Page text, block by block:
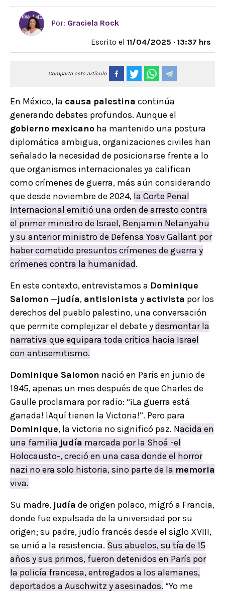
Por: Graciela Rock
Escrito el 11/04/2025 · 13:37 hrs
Comparta este artículo
En México, la causa palestina continúa
generando debates profundos. Aunque el
gobierno mexicano ha mantenido una postura
diplomática ambigua, organizaciones civiles han
señalado la necesidad de posicionarse frente a lo
que organismos internacionales ya califican
como crímenes de guerra, más aún considerando
que desde noviembre de 2024, la Corte Penal
Internacional emitió una orden de arresto contra
el primer ministro de Israel, Benjamin Netanyahu
y su anterior ministro de Defensa Yoav Gallant por
haber cometido presuntos crímenes de guerra y
crímenes contra la humanidad.
En este contexto, entrevistamos a Dominique
Salomon —judía, antisionista y activista por los
derechos del pueblo palestino, una conversación
que permite complejizar el debate ydesmontar la
narrativa que equipara toda crítica hacia Israel
con antisemitismo.
Dominique Salomon nació en París en junio de
1945, apenas un mes después de que Charles de
Gaulle proclamara por radio: “¡La guerra está
ganada! ¡Aquí tienen la Victoria!”. Pero para
Dominique, la victoria no significó paz. Nacida en
una familia judía marcada por la Shoá -el
Holocausto-, creció en una casa donde el horror
nazi no era solo historia, sino parte de la memoria
viva.
Su madre, judía de origen polaco, migró a Francia,
donde fue expulsada de la universidad por su
origen; su padre, judío francés desde el siglo XVIII,
se unió a la resistencia. Sus abuelos, su tía de 15
años y sus primos, fueron detenidos en París por
la policía francesa, entregados a los alemanes,
deportados a Auschwitz y asesinados. “Yo me